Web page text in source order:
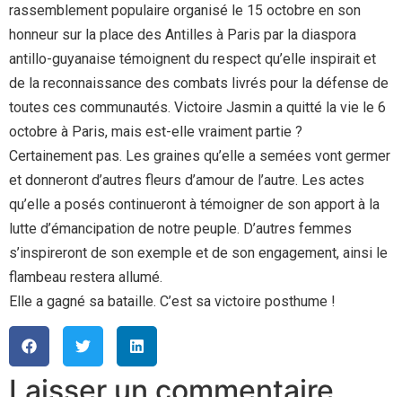
rassemblement populaire organisé le 15 octobre en son
honneur sur la place des Antilles à Paris par la diaspora
antillo-guyanaise témoignent du respect qu’elle inspirait et
de la reconnaissance des combats livrés pour la défense de
toutes ces communautés. Victoire Jasmin a quitté la vie le 6
octobre à Paris, mais est-elle vraiment partie ?
Certainement pas. Les graines qu’elle a semées vont germer
et donneront d’autres fleurs d’amour de l’autre. Les actes
qu’elle a posés continueront à témoigner de son apport à la
lutte d’émancipation de notre peuple. D’autres femmes
s’inspireront de son exemple et de son engagement, ainsi le
flambeau restera allumé.
Elle a gagné sa bataille. C’est sa victoire posthume !